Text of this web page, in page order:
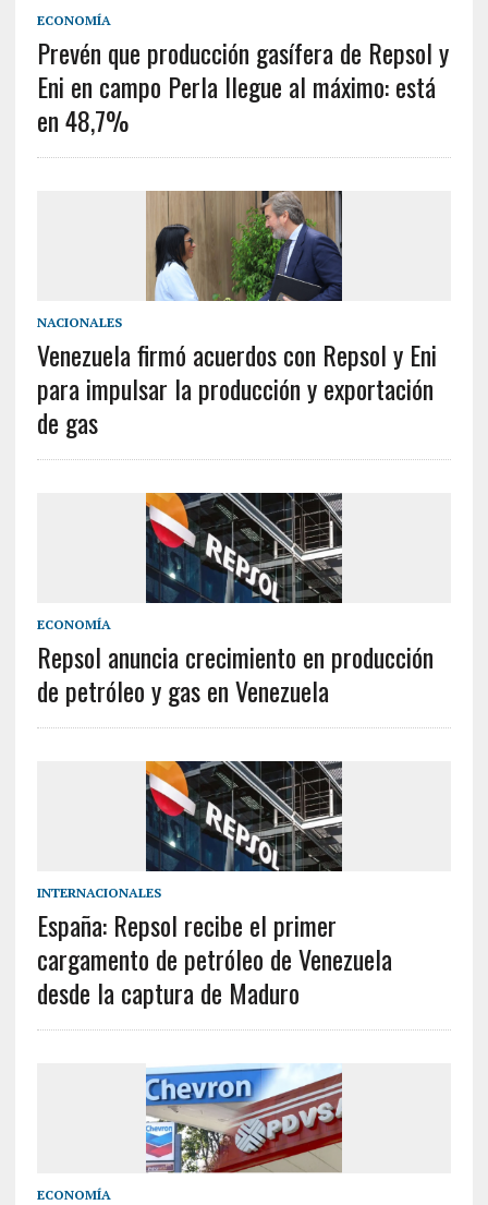
ECONOMÍA
Prevén que producción gasífera de Repsol y
Eni en campo Perla llegue al máximo: está
en 48,7%
NACIONALES
Venezuela firmó acuerdos con Repsol y Eni
para impulsar la producción y exportación
de gas
ECONOMÍA
Repsol anuncia crecimiento en producción
de petróleo y gas en Venezuela
INTERNACIONALES
España: Repsol recibe el primer
cargamento de petróleo de Venezuela
desde la captura de Maduro
ECONOMÍA